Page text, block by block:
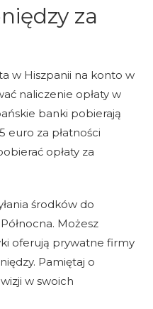
za
w Hiszpanii na konto w
naliczenie opłaty w
banki pobierają
euro za płatności
opłaty za
środków do
Możesz
oferują prywatne firmy
Pamiętaj o
w swoich